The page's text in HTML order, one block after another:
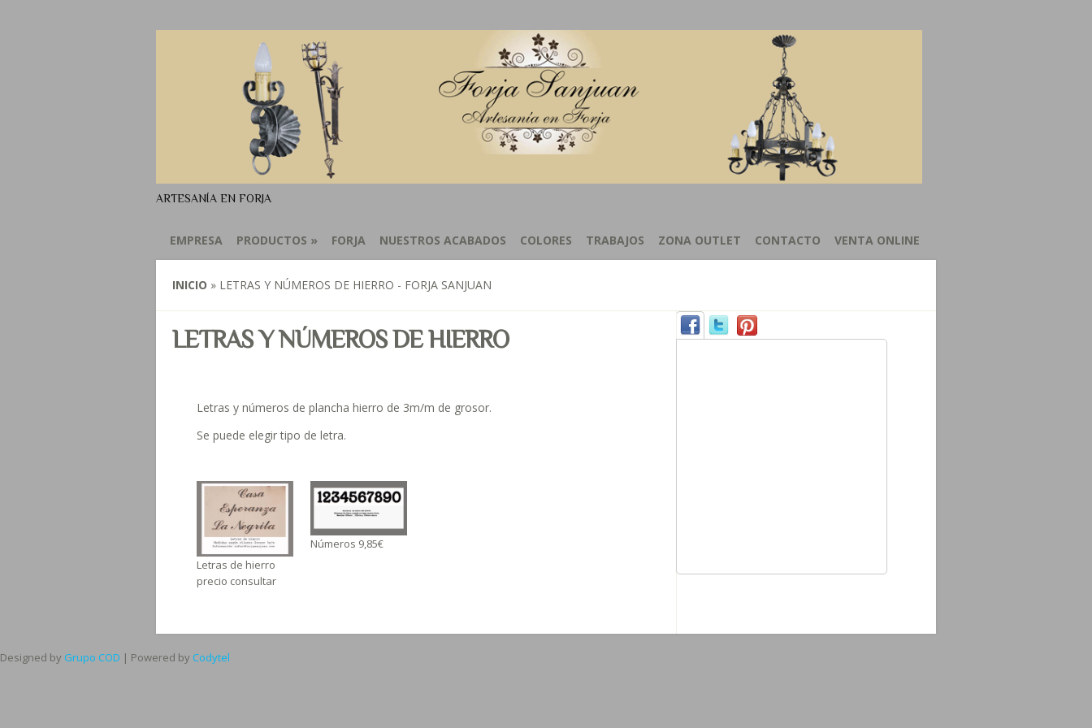
ARTESANÍA EN FORJA
EMPRESA PRODUCTOS » FORJA NUESTROS ACABADOS COLORES TRABAJOS ZONA OUTLET CONTACTO VENTA ONLINE
INICIO » LETRAS Y NÚMEROS DE HIERRO - FORJA SANJUAN
LETRAS Y NÚMEROS DE HIERRO
Letras y números de plancha hierro de 3m/m de grosor.
Se puede elegir tipo de letra.
Letras de hierro
precio consultar
Números 9,85€
Designed by Grupo COD | Powered by Codytel